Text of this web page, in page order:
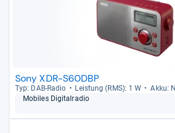
Sony XDR-S60DBP
Typ: DAB-​Radio Leis­tung (RMS): 1 W
Akku:
Mobi­les Digi­tal­ra­dio